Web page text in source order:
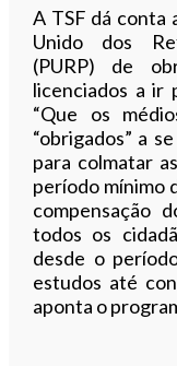
A TSF dá conta
Unido dos
(PURP) de
licenciados a ir
“Que os
“obrigados” a
para colmatar
período mínimo
compensação
todos os
desde o
estudos até
aponta o